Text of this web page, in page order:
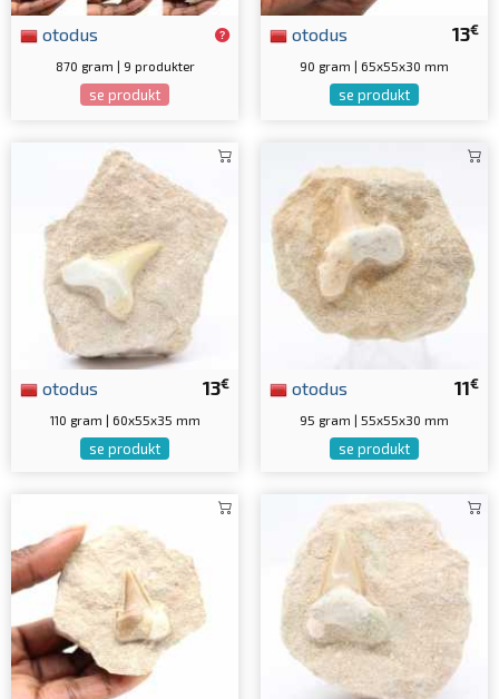
otodus
870 gram | 9 produkter
se produkt
13€
otodus
90 gram | 65x55x30 mm
se produkt
13€
otodus
110 gram | 60x55x35 mm
se produkt
11€
otodus
95 gram | 55x55x30 mm
se produkt